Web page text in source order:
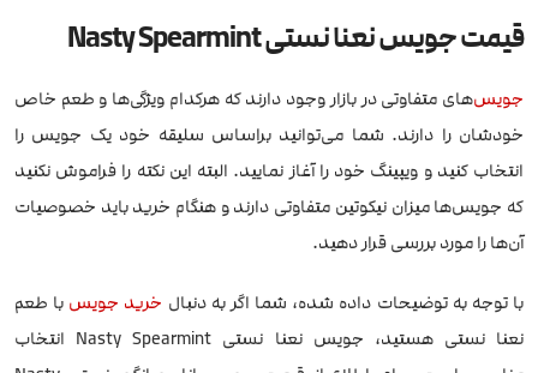
قیمت جویس نعنا نستی Nasty Spearmint
جویس‌های متفاوتی در بازار وجود دارند که هرکدام ویژگی‌ها و طعم خاص
خودشان را دارند. شما می‌توانید براساس سلیقه خود یک جویس را
انتخاب کنید و ویپینگ خود را آغاز نمایید. البته این نکته را فراموش نکنید
که جویس‌ها میزان نیکوتین متفاوتی دارند و هنگام خرید باید خصوصیات
آن‌ها را مورد بررسی قرار دهید.
با توجه به توضیحات داده شده، شما اگر به دنبال خرید جویس با طعم
نعنا نستی هستید، جویس نعنا نستی Nasty Spearmint انتخاب